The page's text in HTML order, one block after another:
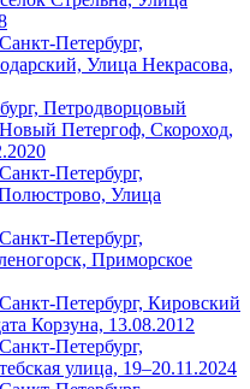
Санкт-Петербург,
Улица Некрасова,
Петродворцовый
Петергоф, Скороход,
Санкт-Петербург,
Улица
Санкт-Петербург,
Приморское
Санкт-Петербург, Кировский
Корзуна, 13.08.2012
Санкт-Петербург,
улица, 19–20.11.2024